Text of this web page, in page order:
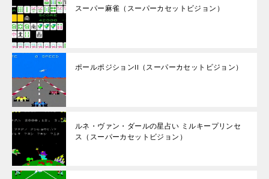
スーパー麻雀（スーパーカセットビジョン）
ポールポジションII（スーパーカセットビジョン）
ルネ・ヴァン・ダールの星占い ミルキープリンセ
ス（スーパーカセットビジョン）